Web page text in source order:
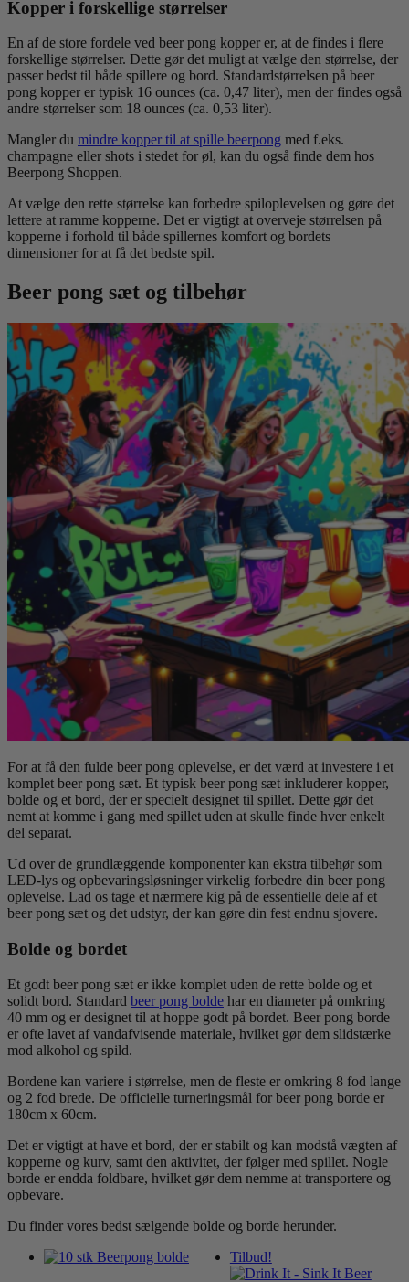
Kopper i forskellige størrelser
En af de store fordele ved beer pong kopper er, at de findes i flere
forskellige størrelser. Dette gør det muligt at vælge den størrelse, der
passer bedst til både spillere og bord. Standardstørrelsen på beer
pong kopper er typisk 16 ounces (ca. 0,47 liter), men der findes også
andre størrelser som 18 ounces (ca. 0,53 liter).
Mangler du mindre kopper til at spille beerpong med f.eks.
champagne eller shots i stedet for øl, kan du også finde dem hos
Beerpong Shoppen.
At vælge den rette størrelse kan forbedre spiloplevelsen og gøre det
lettere at ramme kopperne. Det er vigtigt at overveje størrelsen på
kopperne i forhold til både spillernes komfort og bordets
dimensioner for at få det bedste spil.
Beer pong sæt og tilbehør
For at få den fulde beer pong oplevelse, er det værd at investere i et
komplet beer pong sæt. Et typisk beer pong sæt inkluderer kopper,
bolde og et bord, der er specielt designet til spillet. Dette gør det
nemt at komme i gang med spillet uden at skulle finde hver enkelt
del separat.
Ud over de grundlæggende komponenter kan ekstra tilbehør som
LED-lys og opbevaringsløsninger virkelig forbedre din beer pong
oplevelse. Lad os tage et nærmere kig på de essentielle dele af et
beer pong sæt og det udstyr, der kan gøre din fest endnu sjovere.
Bolde og bordet
Et godt beer pong sæt er ikke komplet uden de rette bolde og et
solidt bord. Standard beer pong bolde har en diameter på omkring
40 mm og er designet til at hoppe godt på bordet. Beer pong borde
er ofte lavet af vandafvisende materiale, hvilket gør dem slidstærke
mod alkohol og spild.
Bordene kan variere i størrelse, men de fleste er omkring 8 fod lange
og 2 fod brede. De officielle turneringsmål for beer pong borde er
180cm x 60cm.
Det er vigtigt at have et bord, der er stabilt og kan modstå vægten af
kopperne og kurv, samt den aktivitet, der følger med spillet. Nogle
borde er endda foldbare, hvilket gør dem nemme at transportere og
opbevare.
Du finder vores bedst sælgende bolde og borde herunder.
Tilbud!